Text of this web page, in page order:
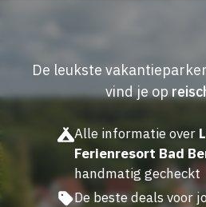
De leukste
vind je op
Alle informatie over
Ferienresort Bad
handmatig gecheckt
De beste deals voor